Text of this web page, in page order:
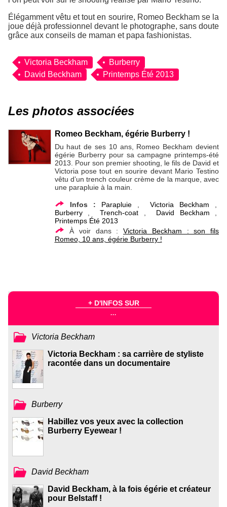
Élégamment vêtu et tout en sourire, Romeo Beckham se la
joue déjà professionnel devant le photographe, sans doute
grâce aux conseils de maman et papa fashionistas.
Victoria Beckham
Burberry
David Beckham
Printemps Été 2013
Les photos associées
Romeo Beckham, égérie Burberry !
Du haut de ses 10 ans, Romeo Beckham devient
égérie Burberry pour sa campagne printemps-été
2013. Pour son premier shooting, le fils de David et
Victoria pose tout en sourire devant Mario Testino
vêtu d’un trench couleur crème de la marque, avec
une parapluie à la main.
Infos : Parapluie,Victoria Beckham
Burberry,Trench-coat David Beckham
Printemps Été 2013
À voir dans :Victoria Beckham : son fils
Romeo, 10 ans, égérie Burberry !
+ D'INFOS SUR
...
Victoria Beckham
Victoria Beckham : sa carrière de styliste
racontée dans un documentaire
Burberry
Habillez vos yeux avec la collection
Burberry Eyewear !
David Beckham
David Beckham, à la fois égérie et créateur
pour Belstaff !